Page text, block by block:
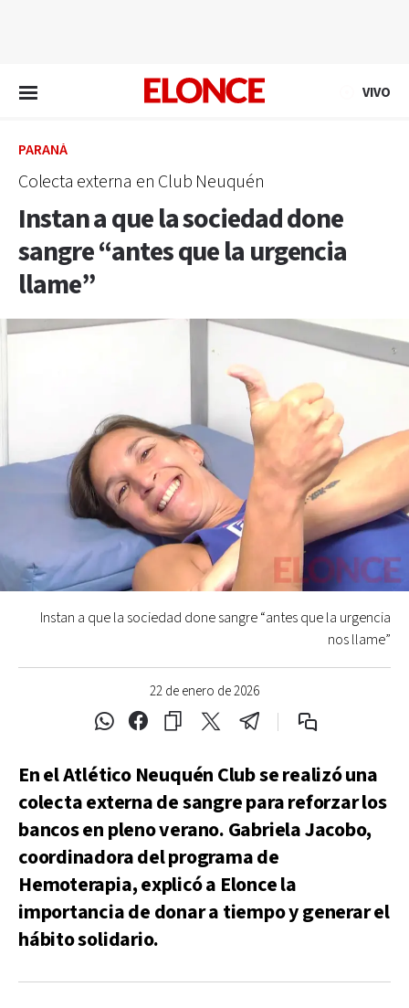
VIVO
PARANÁ
Colecta externa en Club Neuquén
Instan a que la sociedad done
sangre “antes que la urgencia
llame”
22 de enero de 2026
Instan a que la sociedad done sangre “antes que la urgencia
nos llame”
En el Atlético Neuquén Club se realizó una
colecta externa de sangre para reforzar los
bancos en pleno verano. Gabriela Jacobo,
coordinadora del programa de
Hemoterapia, explicó a Elonce la
importancia de donar a tiempo y generar el
hábito solidario.